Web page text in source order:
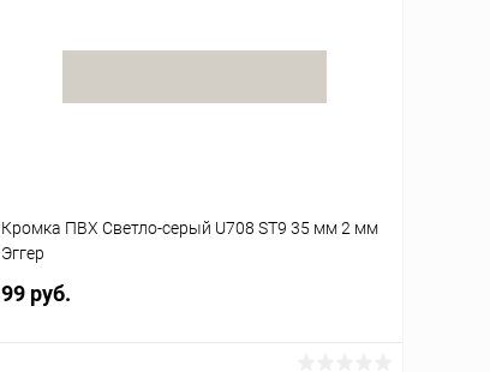
Кромка ПВХ Светло-серый U708 ST9 35 мм 2 мм
Эггер
99 руб.